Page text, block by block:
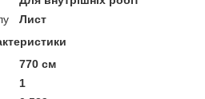
Лист
770 см
1